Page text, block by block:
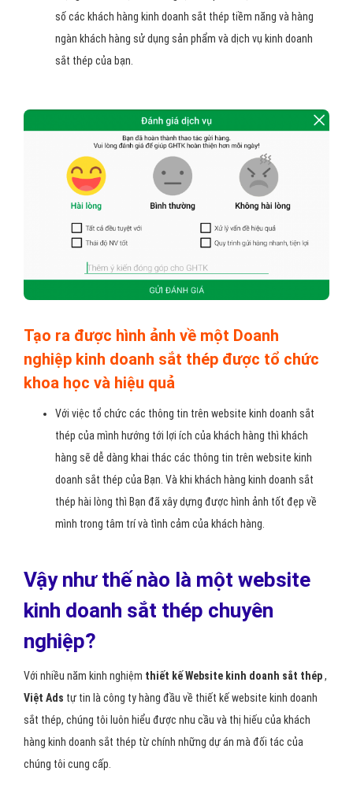
số các khách hàng kinh doanh sắt thép tiềm năng và hàng
ngàn khách hàng sử dụng sản phẩm và dịch vụ kinh doanh
sắt thép của bạn.
Tạo ra được hình ảnh về một Doanh
nghiệp kinh doanh sắt thép được tổ chức
khoa học và hiệu quả
Với việc tổ chức các thông tin trên website kinh doanh sắt
thép của mình hướng tới lợi ích của khách hàng thì khách
hàng sẽ dễ dàng khai thác các thông tin trên website kinh
doanh sắt thép của Bạn. Và khi khách hàng kinh doanh sắt
thép hài lòng thì Bạn đã xây dựng được hình ảnh tốt đẹp về
mình trong tâm trí và tình cảm của khách hàng.
Vậy như thế nào là một website
kinh doanh sắt thép chuyên
nghiệp?
Với nhiều năm kinh nghiệm thiết kế Website kinh doanh sắt thép,
Việt Ads tự tin là công ty hàng đầu về thiết kế website kinh doanh
sắt thép, chúng tôi luôn hiểu được nhu cầu và thị hiếu của khách
hàng kinh doanh sắt thép từ chính những dự án mà đối tác của
chúng tôi cung cấp.